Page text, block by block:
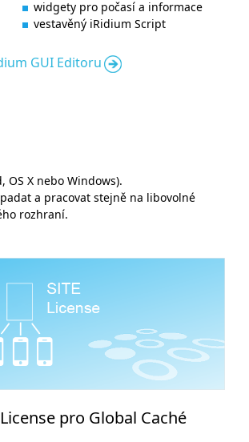
widgety pro počasí a informace
vestavěný iRidium Script
GUI Editoru
OS X nebo Windows).
a pracovat stejně na libovolné
rozhraní.
pro Global Caché